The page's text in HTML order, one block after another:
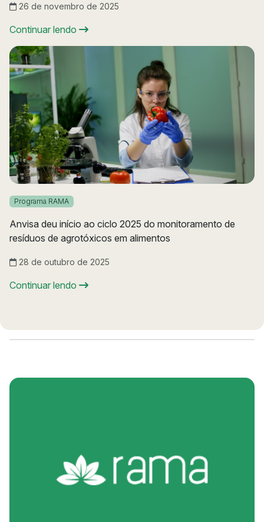
26 de novembro de 2025
Continuar lendo
Programa RAMA
Anvisa deu início ao ciclo 2025 do monitoramento de
resíduos de agrotóxicos em alimentos
28 de outubro de 2025
Continuar lendo